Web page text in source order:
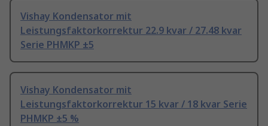
Vishay Kondensator mit
Leistungsfaktorkorrektur 22.9 kvar / 27.48 kvar
Serie PHMKP ±5
Vishay Kondensator mit
Leistungsfaktorkorrektur 15 kvar / 18 kvar Serie
PHMKP ±5 %